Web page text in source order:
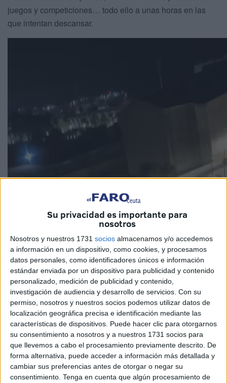
Su privacidad es importante para
nosotros
Nosotros y nuestros 1731 socios almacenamos y/o accedemos
a información en un dispositivo, como cookies, y procesamos
datos personales, como identificadores únicos e información
estándar enviada por un dispositivo para publicidad y contenido
personalizado, medición de publicidad y contenido,
investigación de audiencia y desarrollo de servicios. Con su
permiso, nosotros y nuestros socios podemos utilizar datos de
localización geográfica precisa e identificación mediante las
características de dispositivos. Puede hacer clic para otorgarnos
su consentimiento a nosotros y a nuestros 1731 socios para
que llevemos a cabo el procesamiento previamente descrito. De
forma alternativa, puede acceder a información más detallada y
cambiar sus preferencias antes de otorgar o negar su
consentimiento. Tenga en cuenta que algún procesamiento de
juegos y competiciones… todo ello a unas horas en las
que intentan descansar.